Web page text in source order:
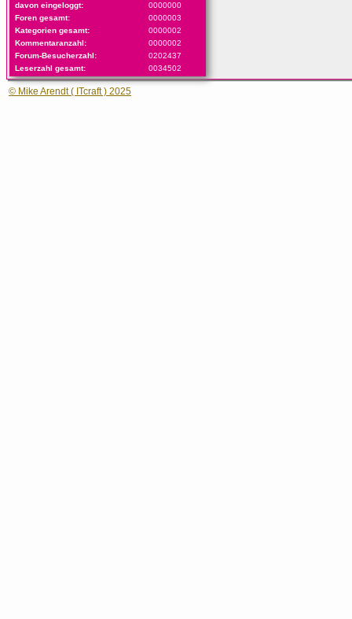
davon eingeloggt:
0000000
Foren gesamt:
0000003
Kategorien gesamt:
0000002
Kommentaranzahl:
0000002
Forum-Besucherzahl:
0202437
Leserzahl gesamt:
0034502
© Mike Arendt ( ITcraft ) 2025